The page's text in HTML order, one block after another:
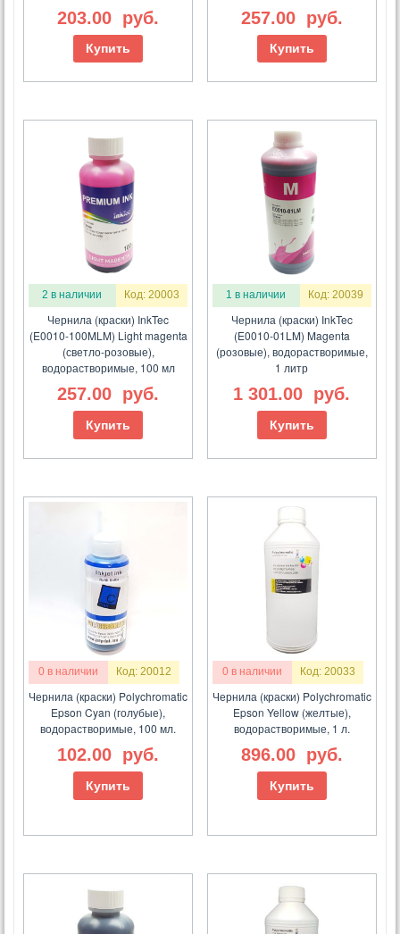
203.00 руб.
Купить
257.00 руб.
Купить
2 в наличии Код: 20003
Чернила (краски) InkTec
(E0010-100MLM) Light magenta
(светло-розовые),
водорастворимые, 100 мл
257.00 руб.
Купить
1 в наличии Код: 20039
Чернила (краски) InkTec
(E0010-01LM) Magenta
(розовые), водорастворимые,
1 литр
1 301.00 руб.
Купить
0 в наличии Код: 20012
Чернила (краски) Polychromatic
Epson Cyan (голубые),
водорастворимые, 100 мл.
102.00 руб.
Купить
0 в наличии Код: 20033
Чернила (краски) Polychromatic
Epson Yellow (желтые),
водорастворимые, 1 л.
896.00 руб.
Купить